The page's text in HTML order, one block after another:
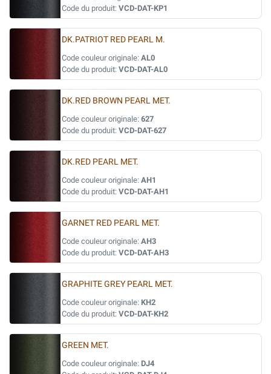
Code du produit: VCD-DAT-KP1
DK.PATRIOT RED PEARL M.
Code couleur originale: AL0
Code du produit: VCD-DAT-AL0
DK.RED BROWN PEARL MET.
Code couleur originale: 627
Code du produit: VCD-DAT-627
DK.RED PEARL MET.
Code couleur originale: AH1
Code du produit: VCD-DAT-AH1
GARNET RED PEARL MET.
Code couleur originale: AH3
Code du produit: VCD-DAT-AH3
GRAPHITE GREY PEARL MET.
Code couleur originale: KH2
Code du produit: VCD-DAT-KH2
GREEN MET.
Code couleur originale: DJ4